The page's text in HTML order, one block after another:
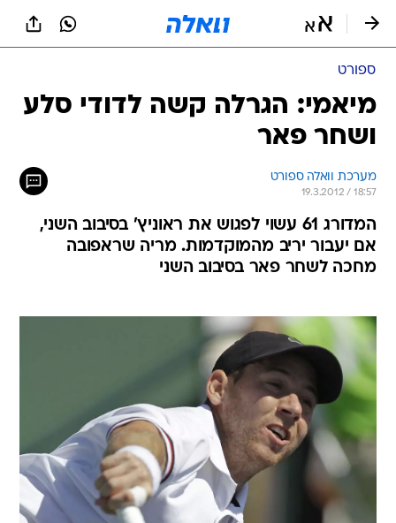
ספורט
מיאמי: הגרלה קשה לדודי סלע
ושחר פאר
מערכת וואלה ספורט
19.3.2012 / 18:57
המדורג 61 עשוי לפגוש את ראוניץ' בסיבוב השני,
אם יעבור יריב מהמוקדמות. מריה שראפובה
מחכה לשחר פאר בסיבוב השני